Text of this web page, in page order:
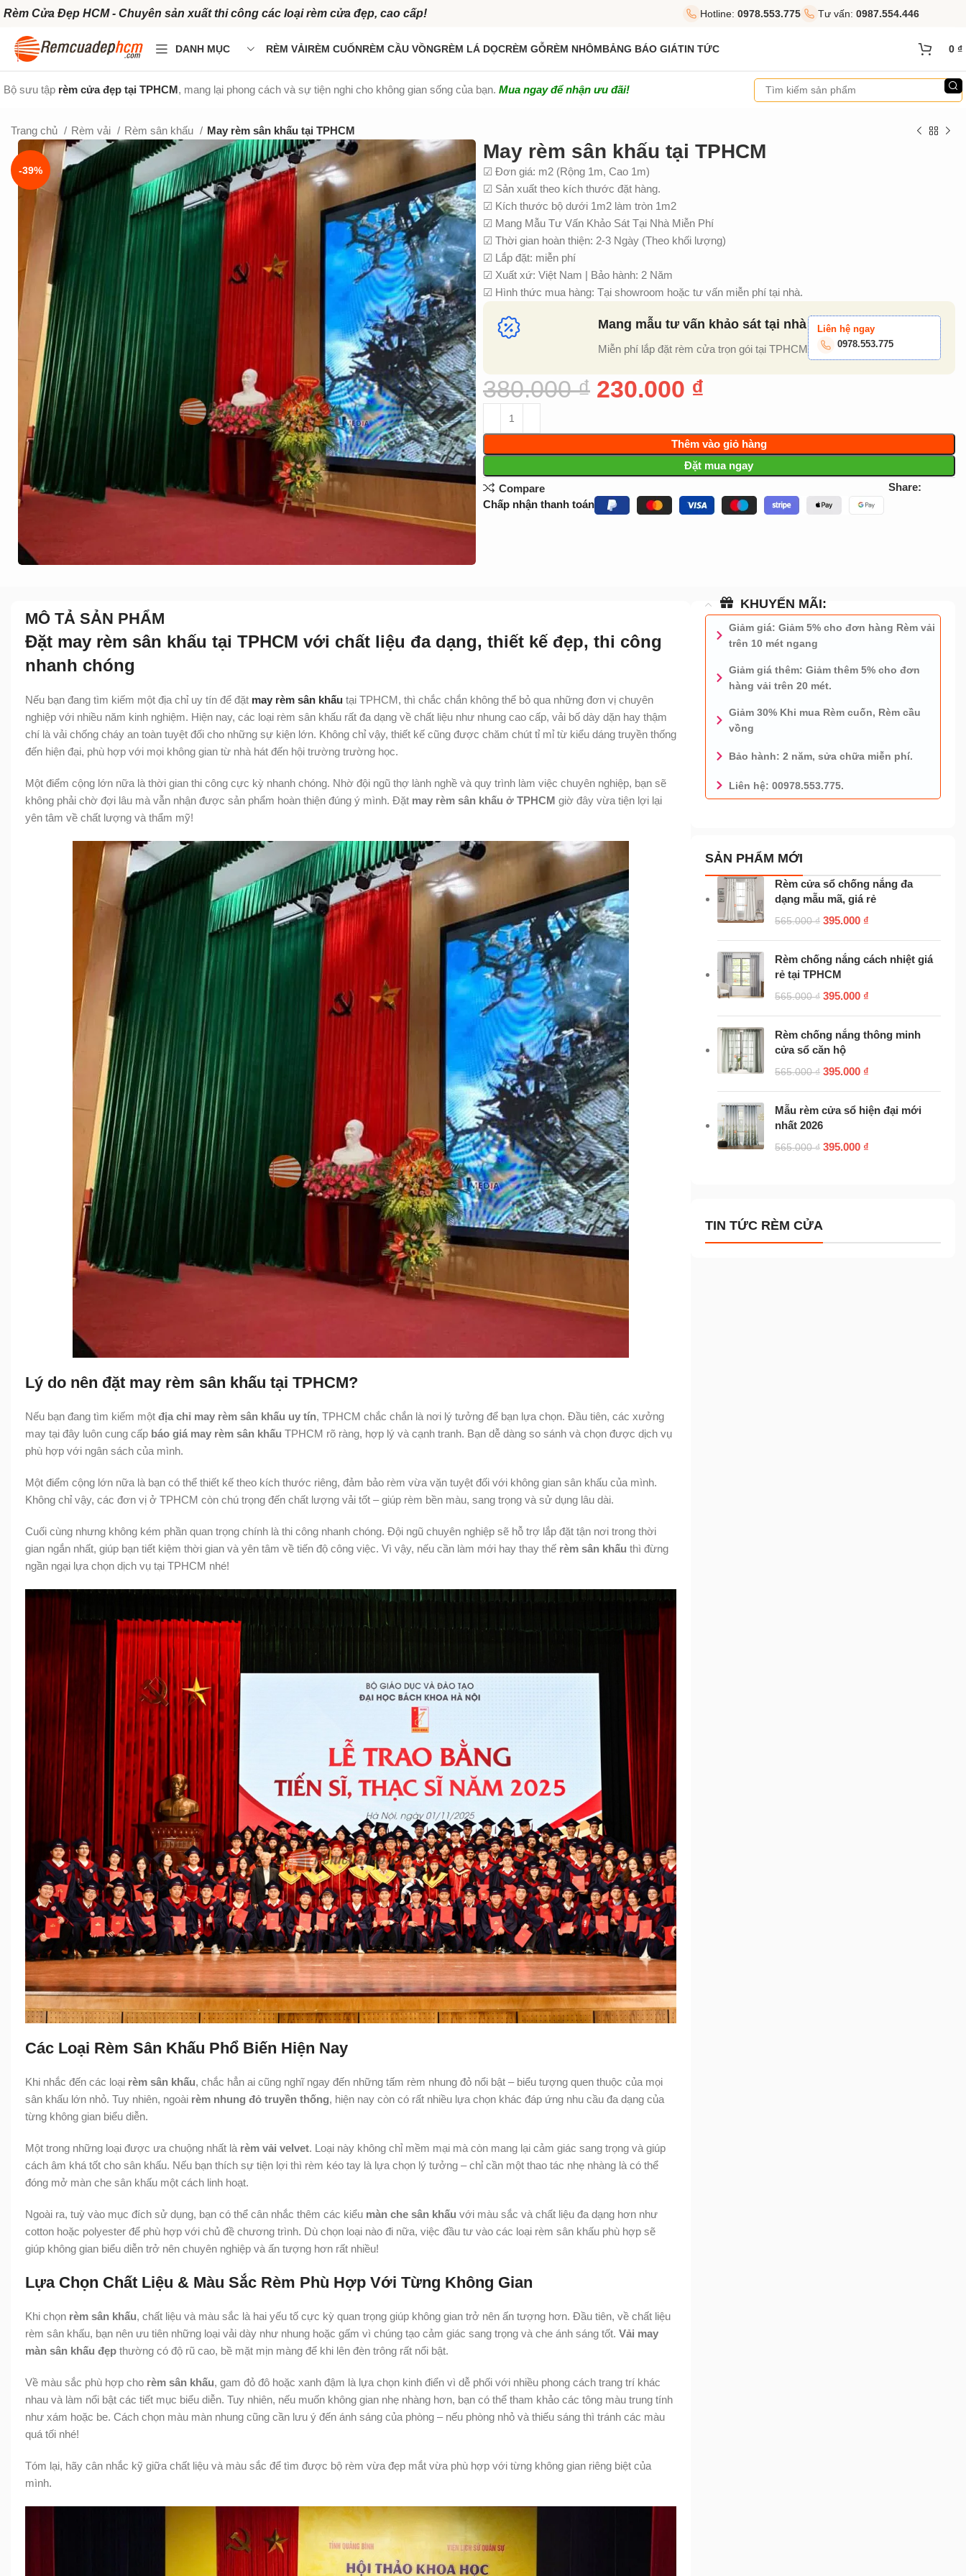
Rèm Cửa Đẹp HCM - Chuyên sản xuất thi công các loại rèm cửa đẹp, cao cấp! Hotline: 0978.553.775 Tư vấn: 0987.554.446
DANH MỤC RÈM VẢIRÈM CUỐNRÈM CẦU VỒNGRÈM LÁ DỌCRÈM GỖRÈM NHÔMBẢNG BÁO GIÁTIN TỨC 0 ₫
Bộ sưu tập rèm cửa đẹp tại TPHCM, mang lại phong cách và sự tiện nghi cho không gian sống của bạn. Mua ngay để nhận ưu đãi!
Trang chủ Rèm vải Rèm sân khấu May rèm sân khấu tại TPHCM
-39%
May rèm sân khấu tại TPHCM
☑ Đơn giá: m2 (Rộng 1m, Cao 1m)
☑ Sản xuất theo kích thước đặt hàng.
☑ Kích thước bộ dưới 1m2 làm tròn 1m2
☑ Mang Mẫu Tư Vấn Khảo Sát Tại Nhà Miễn Phí
☑ Thời gian hoàn thiện: 2-3 Ngày (Theo khối lượng)
☑ Lắp đặt: miễn phí
☑ Xuất xứ: Việt Nam | Bảo hành: 2 Năm
☑ Hình thức mua hàng: Tại showroom hoặc tư vấn miễn phí tại nhà.
Mang mẫu tư vấn khảo sát tại nhà
Miễn phí lắp đặt rèm cửa trọn gói tại TPHCM
Liên hệ ngay
0978.553.775
380.000₫ 230.000 ₫
Thêm vào giỏ hàng
Đặt mua ngay
Compare
Share:
Chấp nhận thanh toán
MÔ TẢ SẢN PHẨM
Đặt may rèm sân khấu tại TPHCM với chất liệu đa dạng, thiết kế đẹp, thi công
nhanh chóng
Nếu bạn đang tìm kiếm một địa chỉ uy tín để đặt may rèm sân khấu tại TPHCM, thì chắc chắn không thể bỏ qua những đơn vị chuyên
nghiệp với nhiều năm kinh nghiệm. Hiện nay, các loại rèm sân khấu rất đa dạng về chất liệu như nhung cao cấp, vải bố dày dặn hay thậm
chí là vải chống cháy an toàn tuyệt đối cho những sự kiện lớn. Không chỉ vậy, thiết kế cũng được chăm chút tỉ mỉ từ kiểu dáng truyền thống
đến hiện đại, phù hợp với mọi không gian từ nhà hát đến hội trường trường học.
Một điểm cộng lớn nữa là thời gian thi công cực kỳ nhanh chóng. Nhờ đội ngũ thợ lành nghề và quy trình làm việc chuyên nghiệp, bạn sẽ
không phải chờ đợi lâu mà vẫn nhận được sản phẩm hoàn thiện đúng ý mình. Đặt may rèm sân khấu ở TPHCM giờ đây vừa tiện lợi lại
yên tâm về chất lượng và thẩm mỹ!
Lý do nên đặt may rèm sân khấu tại TPHCM?
Nếu bạn đang tìm kiếm một địa chỉ may rèm sân khấu uy tín, TPHCM chắc chắn là nơi lý tưởng để bạn lựa chọn. Đầu tiên, các xưởng
may tại đây luôn cung cấp báo giá may rèm sân khấu TPHCM rõ ràng, hợp lý và cạnh tranh. Bạn dễ dàng so sánh và chọn được dịch vụ
phù hợp với ngân sách của mình.
Một điểm cộng lớn nữa là bạn có thể thiết kế theo kích thước riêng, đảm bảo rèm vừa vặn tuyệt đối với không gian sân khấu của mình.
Không chỉ vậy, các đơn vị ở TPHCM còn chú trọng đến chất lượng vải tốt – giúp rèm bền màu, sang trọng và sử dụng lâu dài.
Cuối cùng nhưng không kém phần quan trọng chính là thi công nhanh chóng. Đội ngũ chuyên nghiệp sẽ hỗ trợ lắp đặt tận nơi trong thời
gian ngắn nhất, giúp bạn tiết kiệm thời gian và yên tâm về tiến độ công việc. Vì vậy, nếu cần làm mới hay thay thế rèm sân khấu thì đừng
ngần ngại lựa chọn dịch vụ tại TPHCM nhé!
Các Loại Rèm Sân Khấu Phổ Biến Hiện Nay
Khi nhắc đến các loại rèm sân khấu, chắc hẳn ai cũng nghĩ ngay đến những tấm rèm nhung đỏ nổi bật – biểu tượng quen thuộc của mọi
sân khấu lớn nhỏ. Tuy nhiên, ngoài rèm nhung đỏ truyền thống, hiện nay còn có rất nhiều lựa chọn khác đáp ứng nhu cầu đa dạng của
từng không gian biểu diễn.
Một trong những loại được ưa chuộng nhất là rèm vải velvet. Loại này không chỉ mềm mại mà còn mang lại cảm giác sang trọng và giúp
cách âm khá tốt cho sân khấu. Nếu bạn thích sự tiện lợi thì rèm kéo tay là lựa chọn lý tưởng – chỉ cần một thao tác nhẹ nhàng là có thể
đóng mở màn che sân khấu một cách linh hoạt.
Ngoài ra, tuỳ vào mục đích sử dụng, bạn có thể cân nhắc thêm các kiểu màn che sân khấu với màu sắc và chất liệu đa dạng hơn như
cotton hoặc polyester để phù hợp với chủ đề chương trình. Dù chọn loại nào đi nữa, việc đầu tư vào các loại rèm sân khấu phù hợp sẽ
giúp không gian biểu diễn trở nên chuyên nghiệp và ấn tượng hơn rất nhiều!
Lựa Chọn Chất Liệu & Màu Sắc Rèm Phù Hợp Với Từng Không Gian
Khi chọn rèm sân khấu, chất liệu và màu sắc là hai yếu tố cực kỳ quan trọng giúp không gian trở nên ấn tượng hơn. Đầu tiên, về chất liệu
rèm sân khấu, bạn nên ưu tiên những loại vải dày như nhung hoặc gấm vì chúng tạo cảm giác sang trọng và che ánh sáng tốt. Vải may
màn sân khấu đẹp thường có độ rũ cao, bề mặt mịn màng để khi lên đèn trông rất nổi bật.
Về màu sắc phù hợp cho rèm sân khấu, gam đỏ đô hoặc xanh đậm là lựa chọn kinh điển vì dễ phối với nhiều phong cách trang trí khác
nhau và làm nổi bật các tiết mục biểu diễn. Tuy nhiên, nếu muốn không gian nhẹ nhàng hơn, bạn có thể tham khảo các tông màu trung tính
như xám hoặc be. Cách chọn màu màn nhung cũng cần lưu ý đến ánh sáng của phòng – nếu phòng nhỏ và thiếu sáng thì tránh các màu
quá tối nhé!
Tóm lại, hãy cân nhắc kỹ giữa chất liệu và màu sắc để tìm được bộ rèm vừa đẹp mắt vừa phù hợp với từng không gian riêng biệt của
mình.
KHUYẾN MÃI:
Giảm giá: Giảm 5% cho đơn hàng Rèm vải
trên 10 mét ngang
Giảm giá thêm: Giảm thêm 5% cho đơn
hàng vải trên 20 mét.
Giảm 30% Khi mua Rèm cuốn, Rèm cầu
vồng
Bảo hành: 2 năm, sửa chữa miễn phí.
Liên hệ: 00978.553.775.
0978.553.775 - TƯ VẤN MIỄN PHÍ
SẢN PHẨM MỚI
Rèm cửa sổ chống nắng đa
dạng mẫu mã, giá rẻ
565.000₫ 395.000 ₫
Rèm chống nắng cách nhiệt giá
rẻ tại TPHCM
565.000₫ 395.000 ₫
Rèm chống nắng thông minh
cửa sổ căn hộ
565.000₫ 395.000 ₫
Mẫu rèm cửa sổ hiện đại mới
nhất 2026
565.000₫ 395.000 ₫
TIN TỨC RÈM CỬA